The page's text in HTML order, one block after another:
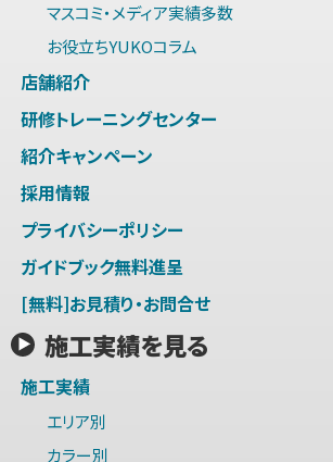
マスコミ・メディア実績多数
お役立ちYUKOコラム
店舗紹介
研修トレーニングセンター
紹介キャンペーン
採用情報
プライバシーポリシー
ガイドブック無料進呈
[無料]お見積り・お問合せ
施工実績を見る
施工実績
エリア別
カラー別